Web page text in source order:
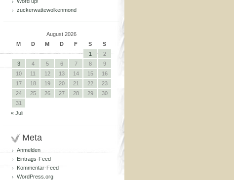
zuckerwattewolkenmond
August 2026
M
D M D F S
S
1
2
3
4 5 6 7 8
9
10
11 12 13 14 15
16
17
18 19 20 21 22
23
24
25 26 27 28 29
30
31
« Juli
Meta
Anmelden
Eintrags-Feed
Kommentar-Feed
WordPress.org